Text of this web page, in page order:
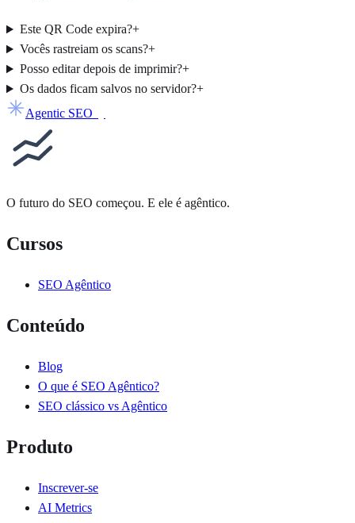
Este QR Code expira?+
Vocês rastreiam os scans?+
Posso editar depois de imprimir?+
Os dados ficam salvos no servidor?+
Agentic SEO
O futuro do SEO começou. E ele é agêntico.
Cursos
SEO Agêntico
Conteúdo
Blog
O que é SEO Agêntico?
SEO clássico vs Agêntico
Produto
Inscrever-se
AI Metrics